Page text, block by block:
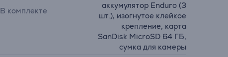
В комплекте
аккумулятор Enduro (3
шт.), изогнутое клейкое
крепление, карта
SanDisk MicroSD 64 ГБ,
сумка для камеры